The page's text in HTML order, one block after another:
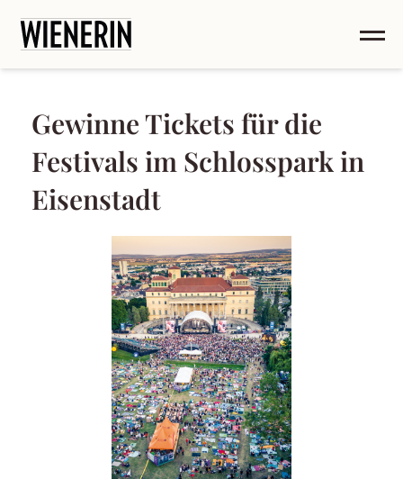
Gewinne Tickets für die
Festivals im Schlosspark in
Eisenstadt